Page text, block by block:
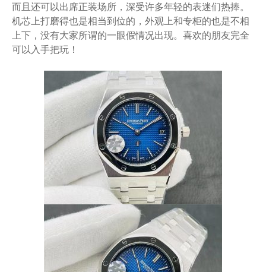
而且还可以出席正装场所，深受许多年轻的表迷们热捧。
机芯上打磨得也是相当到位的，外观上和专柜的也是不相
上下，没有大家所谓的一眼假情况出现。喜欢的朋友完全
可以入手把玩！